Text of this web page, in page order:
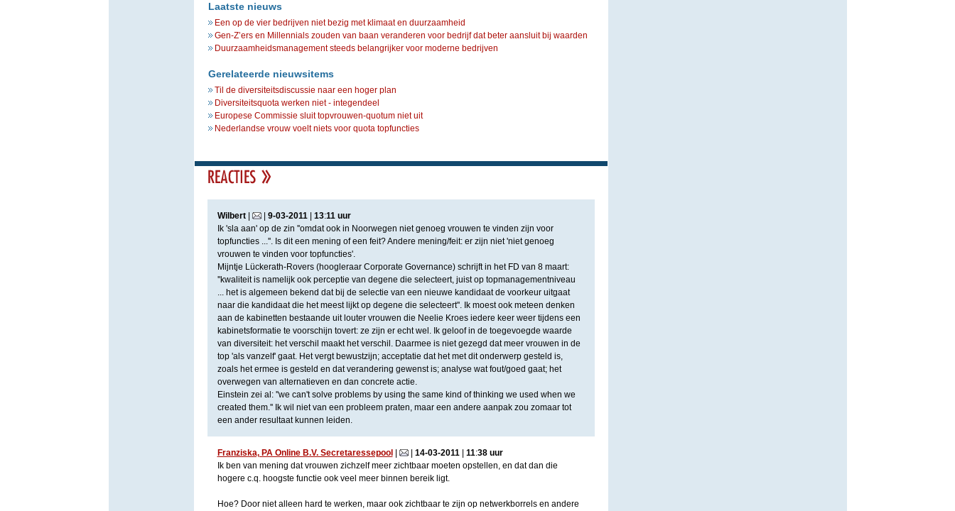
Laatste nieuws
Een op de vier bedrijven niet bezig met klimaat en duurzaamheid
Gen-Z’ers en Millennials zouden van baan veranderen voor bedrijf dat beter aansluit bij waarden
Duurzaamheidsmanagement steeds belangrijker voor moderne bedrijven
Gerelateerde nieuwsitems
Til de diversiteitsdiscussie naar een hoger plan
Diversiteitsquota werken niet - integendeel
Europese Commissie sluit topvrouwen-quotum niet uit
Nederlandse vrouw voelt niets voor quota topfuncties
Wilbert| | 9-03-2011| 13:11 uur
Ik 'sla aan' op de zin ''omdat ook in Noorwegen niet genoeg vrouwen te vinden zijn voor
topfuncties ...''. Is dit een mening of een feit? Andere mening/feit: er zijn niet 'niet genoeg
vrouwen te vinden voor topfuncties'.
Mijntje Lückerath-Rovers (hoogleraar Corporate Governance) schrijft in het FD van 8 maart:
''kwaliteit is namelijk ook perceptie van degene die selecteert, juist op topmanagementniveau
... het is algemeen bekend dat bij de selectie van een nieuwe kandidaat de voorkeur uitgaat
naar die kandidaat die het meest lijkt op degene die selecteert''. Ik moest ook meteen denken
aan de kabinetten bestaande uit louter vrouwen die Neelie Kroes iedere keer weer tijdens een
kabinetsformatie te voorschijn tovert: ze zijn er echt wel. Ik geloof in de toegevoegde waarde
van diversiteit: het verschil maakt het verschil. Daarmee is niet gezegd dat meer vrouwen in de
top 'als vanzelf' gaat. Het vergt bewustzijn; acceptatie dat het met dit onderwerp gesteld is,
zoals het ermee is gesteld en dat verandering gewenst is; analyse wat fout/goed gaat; het
overwegen van alternatieven en dan concrete actie.
Einstein zei al: ''we can't solve problems by using the same kind of thinking we used when we
created them.'' Ik wil niet van een probleem praten, maar een andere aanpak zou zomaar tot
een ander resultaat kunnen leiden.
Franziska, PA Online B.V. Secretaressepool | 14-03-2011| 11:38 uur
Ik ben van mening dat vrouwen zichzelf meer zichtbaar moeten opstellen, en dat dan die
hogere c.q. hoogste functie ook veel meer binnen bereik ligt.
Hoe? Door niet alleen hard te werken, maar ook zichtbaar te zijn op netwerkborrels en andere